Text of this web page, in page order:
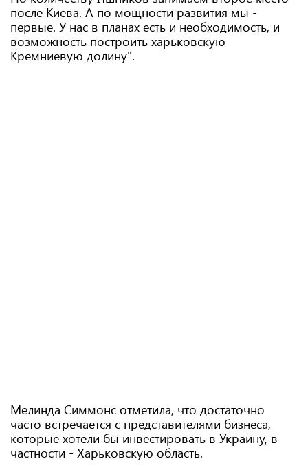
после Киева. А по мощности развития мы -
первые. У нас в планах есть и необходимость, и
возможность построить харьковскую
Кремниевую долину".
Мелинда Симмонс отметила, что достаточно
часто встречается с представителями бизнеса,
которые хотели бы инвестировать в Украину, в
частности - Харьковскую область.